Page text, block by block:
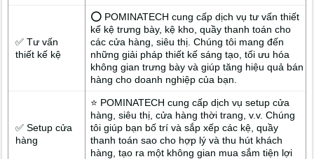
✅ Tư vấn
thiết kế kệ
⭕ POMINATECH cung cấp dịch vụ tư vấn thiết
kế kệ trưng bày, kệ kho, quầy thanh toán cho
các cửa hàng, siêu thị. Chúng tôi mang đến
những giải pháp thiết kế sáng tạo, tối ưu hóa
không gian trưng bày và giúp tăng hiệu quả bán
hàng cho doanh nghiệp của bạn.
✅ Setup cửa
hàng
⭐ POMINATECH cung cấp dịch vụ setup cửa
hàng, siêu thị, cửa hàng thời trang, v.v. Chúng
tôi giúp bạn bố trí và sắp xếp các kệ, quầy
thanh toán sao cho hợp lý và thu hút khách
hàng, tạo ra một không gian mua sắm tiện lợi